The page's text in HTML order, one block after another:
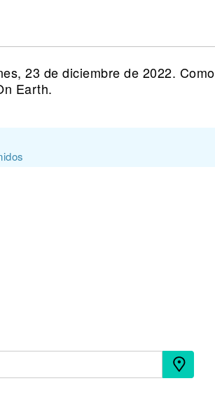
23 de diciembre de 2022. Como
Earth.